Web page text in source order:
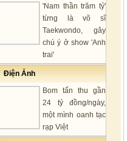
'Nam thần trăm tỷ'
từng là võ sĩ
Taekwondo, gây
chú ý ở show 'Anh
trai'
Điện Ảnh
Bom tấn thu gần
24 tỷ đồng/ngày,
một mình oanh tạc
rạp Việt